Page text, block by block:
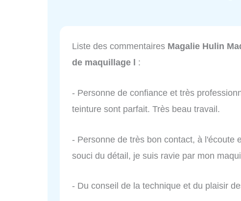
Liste des commentaires Magalie Hulin
de maquillage l :
- Personne de confiance et très
teinture sont parfait. Très beau travail.
- Personne de très bon contact, à l'écoute
souci du détail, je suis ravie par mon
- Du conseil de la technique et du plaisir